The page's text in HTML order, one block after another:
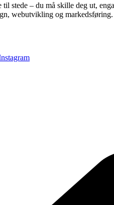
stede – du må skille deg ut,
webutvikling og